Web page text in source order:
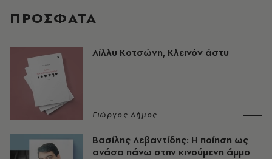
ΠΡΟΣΦΑΤΑ
Λίλλυ Κοτσώνη, Κλεινόν άστυ
Γιώργος Δήμος
Βασίλης Λεβαντίδης: Η ποίηση ως
ανάσα πάνω στην κινούμενη άμμο